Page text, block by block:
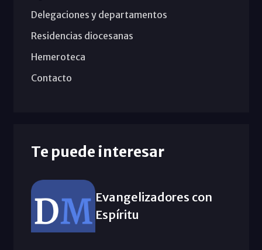
Delegaciones y departamentos
Residencias diocesanas
Hemeroteca
Contacto
Te puede interesar
Evangelizadores con
Espíritu